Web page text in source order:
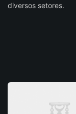
diversos setores.